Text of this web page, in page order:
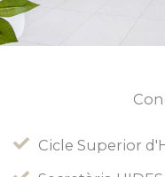
Cicle Superior